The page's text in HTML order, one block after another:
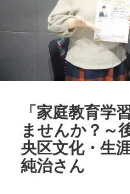
「家庭教育学
ませんか？～
央区文化・生
純治さん